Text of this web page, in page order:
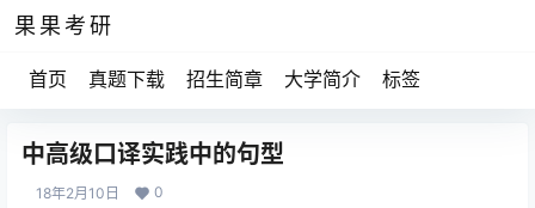
果果考研
首页 真题下载 招生简章 大学简介 标签
中高级口译实践中的句型
18年2月10日 0